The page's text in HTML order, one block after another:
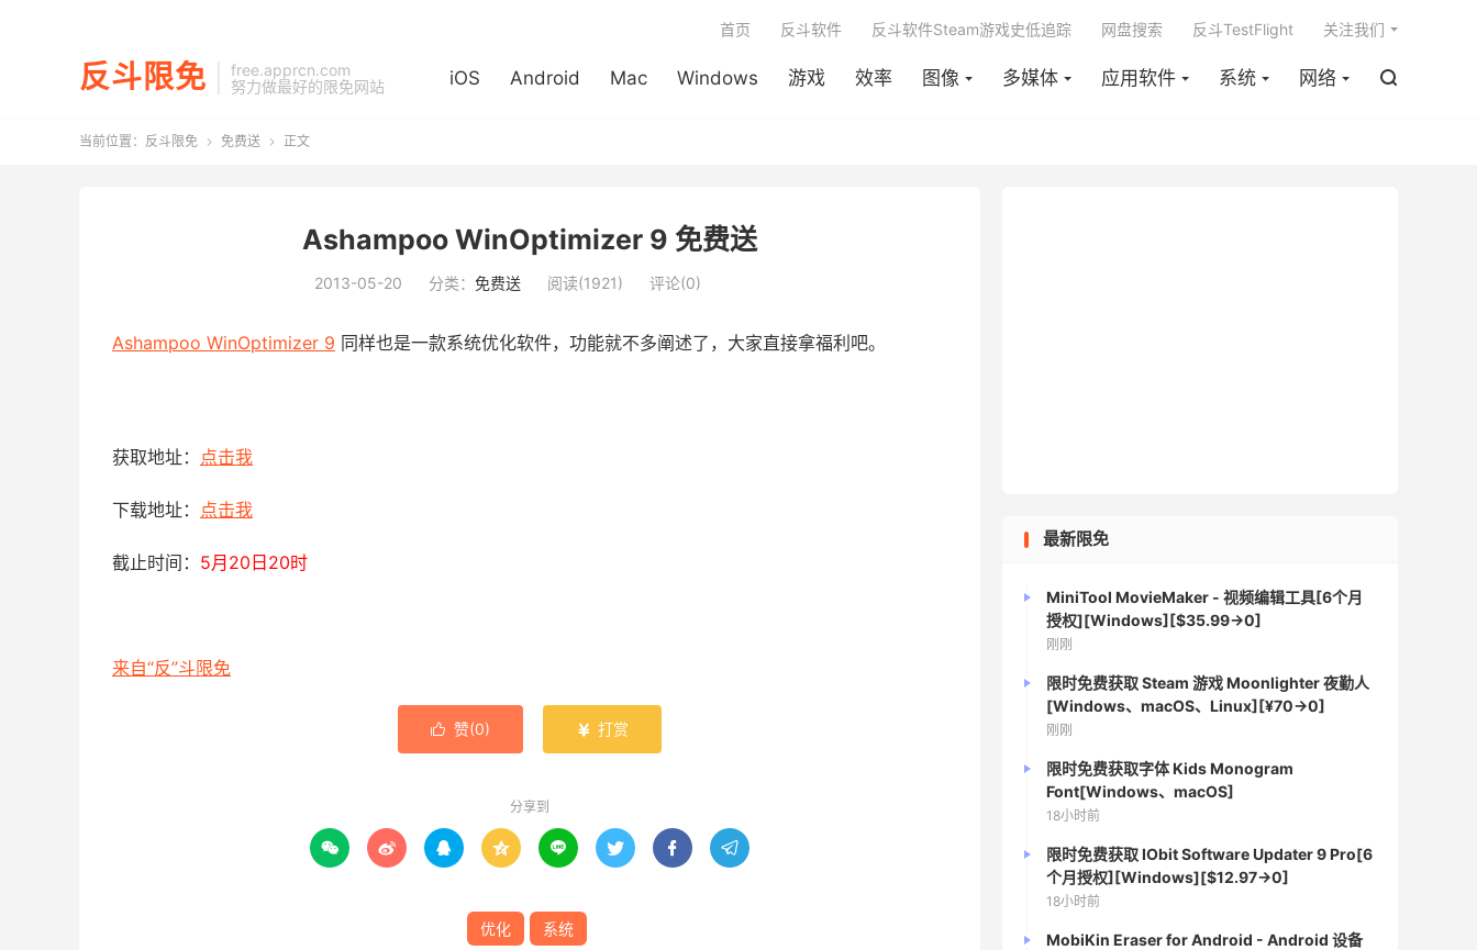
反斗限免
free.apprcn.com
努力做最好的限免网站
iOS Android Mac Windows 游戏 效率 图像 多媒体 应用软件 系统 网络 
首页 反斗软件 反斗软件Steam游戏史低追踪 网盘搜索 反斗TestFlight 关注我们
当前位置： 反斗限免  免费送  正文
Ashampoo WinOptimizer 9 免费送
2013-05-20 分类： 免费送 阅读(1921) 评论(0)
Ashampoo WinOptimizer 9 同样也是一款系统优化软件，功能就不多阐述了，大家直接拿福利吧。
获取地址： 点击我
下载地址： 点击我
截止时间： 5月20日20时
来自“反”斗限免
 赞(0)  打赏
分享到
       
优化 系统
最新限免
MiniTool MovieMaker - 视频编辑工具[6个月
授权][Windows][$35.99→0]
刚刚
限时免费获取 Steam 游戏 Moonlighter 夜勤人
[Windows、macOS、Linux][¥70→0]
刚刚
限时免费获取字体 Kids Monogram
Font[Windows、macOS]
18小时前
限时免费获取 IObit Software Updater 9 Pro[6
个月授权][Windows][$12.97→0]
18小时前
MobiKin Eraser for Android - Android 设备